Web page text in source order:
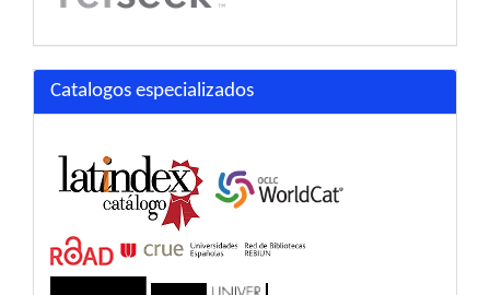
Catalogos especializados